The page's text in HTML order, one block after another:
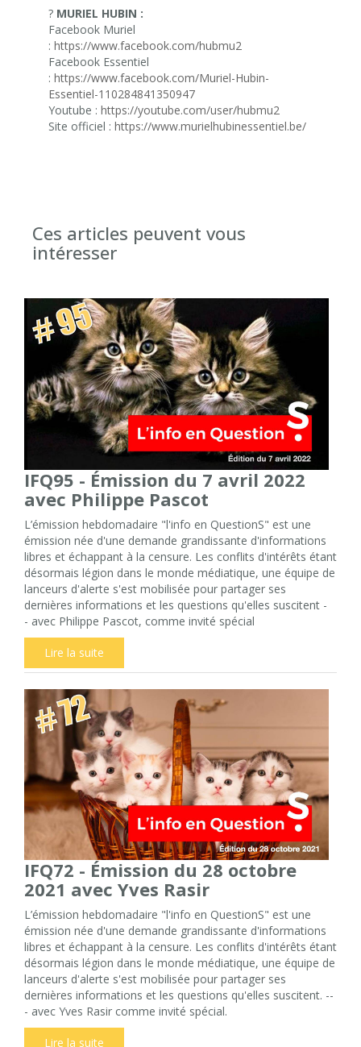
? MURIEL HUBIN :
Facebook Muriel
: https://www.facebook.com/hubmu2
Facebook Essentiel
: https://www.facebook.com/Muriel-Hubin-
Essentiel-110284841350947
Youtube : https://youtube.com/user/hubmu2
Site officiel : https://www.murielhubinessentiel.be/
Ces articles peuvent vous
intéresser
IFQ95 - Émission du 7 avril 2022
avec Philippe Pascot
L’émission hebdomadaire "l'info en QuestionS" est une
émission née d'une demande grandissante d'informations
libres et échappant à la censure. Les conflits d'intérêts étant
désormais légion dans le monde médiatique, une équipe de
lanceurs d'alerte s'est mobilisée pour partager ses
dernières informations et les questions qu'elles suscitent -
- avec Philippe Pascot, comme invité spécial
Lire la suite
IFQ72 - Émission du 28 octobre
2021 avec Yves Rasir
L’émission hebdomadaire "l'info en QuestionS" est une
émission née d'une demande grandissante d'informations
libres et échappant à la censure. Les conflits d'intérêts étant
désormais légion dans le monde médiatique, une équipe de
lanceurs d'alerte s'est mobilisée pour partager ses
dernières informations et les questions qu'elles suscitent. --
- avec Yves Rasir comme invité spécial.
Lire la suite